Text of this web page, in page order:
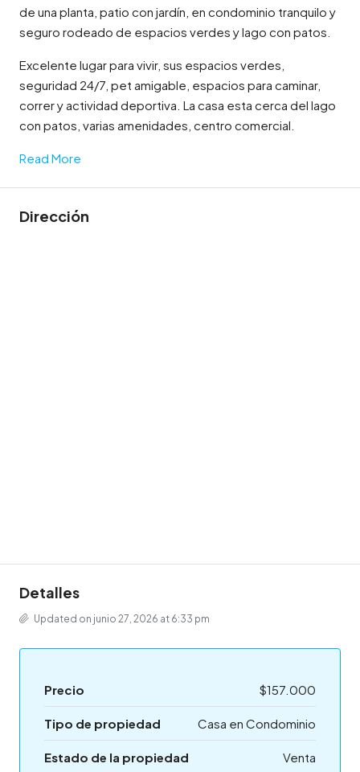
de una planta, patio con jardín, en condominio tranquilo y
seguro rodeado de espacios verdes y lago con patos.
Excelente lugar para vivir, sus espacios verdes,
seguridad 24/7, pet amigable, espacios para caminar,
correr y actividad deportiva. La casa esta cerca del lago
con patos, varias amenidades, centro comercial.
Read More
Dirección
Detalles
Updated on junio 27, 2026 at 6:33 pm
Precio $157.000
Tipo de propiedad Casa en Condominio
Estado de la propiedad Venta